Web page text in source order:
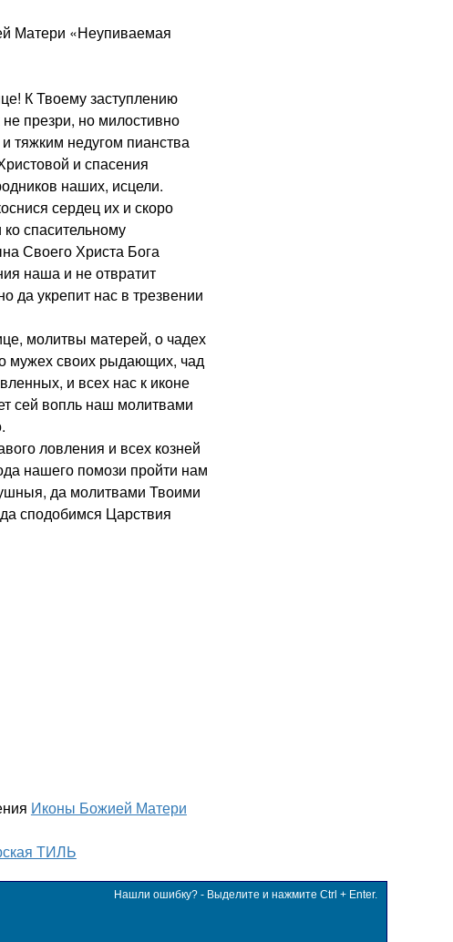
Матери «Неупиваемая
К Твоему заступлению
презри, но милостивно
тяжким недугом пианства
и спасения
наших, исцели.
сердец их и скоро
спасительному
Своего Христа Бога
наша и не отвратит
да укрепит нас в трезвении
молитвы матерей, о чадех
мужех своих рыдающих, чад
и всех нас к иконе
сей вопль наш молитвами
ловления и всех козней
нашего помози пройти нам
да молитвами Твоими
сподобимся Царствия
Иконы Божией Матери
ТИЛЬ
Нашли ошибку? - Выделите и нажмите Ctrl + Enter.